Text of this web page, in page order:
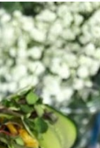
Con esta
un
de La
de proteína y
a los frutos